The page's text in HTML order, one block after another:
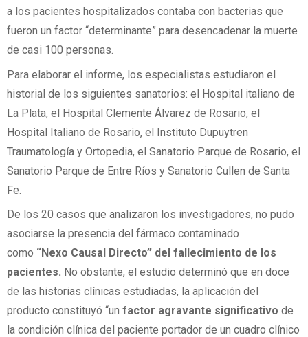
a los pacientes hospitalizados contaba con bacterias que
fueron un factor “determinante” para desencadenar la muerte
de casi 100 personas.
Para elaborar el informe, los especialistas estudiaron el
historial de los siguientes sanatorios: el Hospital italiano de
La Plata, el Hospital Clemente Álvarez de Rosario, el
Hospital Italiano de Rosario, el Instituto Dupuytren
Traumatología y Ortopedia, el Sanatorio Parque de Rosario, el
Sanatorio Parque de Entre Ríos y Sanatorio Cullen de Santa
Fe.
De los 20 casos que analizaron los investigadores, no pudo
asociarse la presencia del fármaco contaminado
como “Nexo Causal Directo” del fallecimiento de los
pacientes. No obstante, el estudio determinó que en doce
de las historias clínicas estudiadas, la aplicación del
producto constituyó “un factor agravante significativo de
la condición clínica del paciente portador de un cuadro clínico